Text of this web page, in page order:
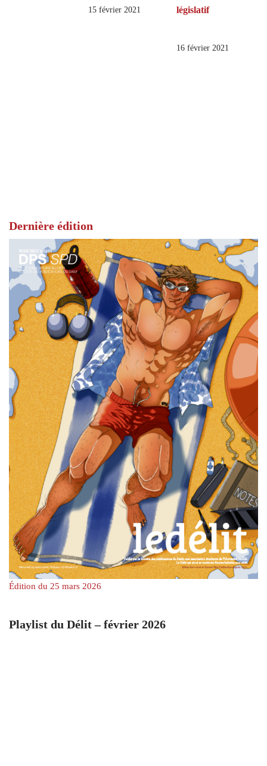
15 février 2021
législatif
16 février 2021
Dernière édition
Édition du 25 mars 2026
Playlist du Délit – février 2026